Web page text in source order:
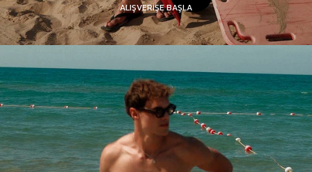
ALIŞVERİŞE BAŞLA